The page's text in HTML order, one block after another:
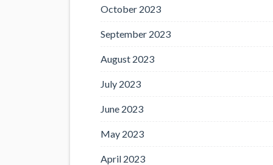
October 2023
September 2023
August 2023
July 2023
June 2023
May 2023
April 2023